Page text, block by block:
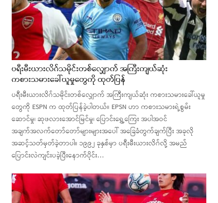
ပရီးမီးယားလိဂ်သမိုင်းတစ်လျှောက် အကြီးကျယ်ဆုံး
ကစားသမားခေါ်ယူမှုတွေကို ထုတ်ပြန်
ပရီးမီးယားလိဂ်သမိုင်းတစ်လျှောက် အကြီးကျယ်ဆုံး ကစားသမားခေါ်ယူမှု
တွေကို ESPN က ထုတ်ပြန်ခဲ့ပါတယ်။ EPSN ဟာ ကစားသမားရဲ့စွမ်း
ဆောင်မှု၊ ဆုဖလားအောင်မြင်မှု၊ ပြောင်းရွှေ့ကြေး အပါအဝင်
အချက်အလက်တော်တော်များများအပေါ် အခြေခံတွက်ချက်ပြီး အခုလို
အဆင့်သတ်မှတ်ခဲ့တာပါ။ ၁၉၉၂ ခုနှစ်မှာ ပရီးမီးယားလိဂ်လို့ အမည်
ပြောင်းလဲကျင်းပခဲ့ပြီးနောက်ပိုင်း…